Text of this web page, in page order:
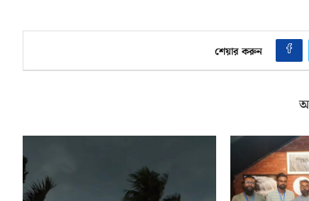
শেয়ার করুন